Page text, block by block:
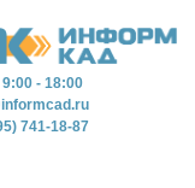
9:00 - 18:00
741-18-87